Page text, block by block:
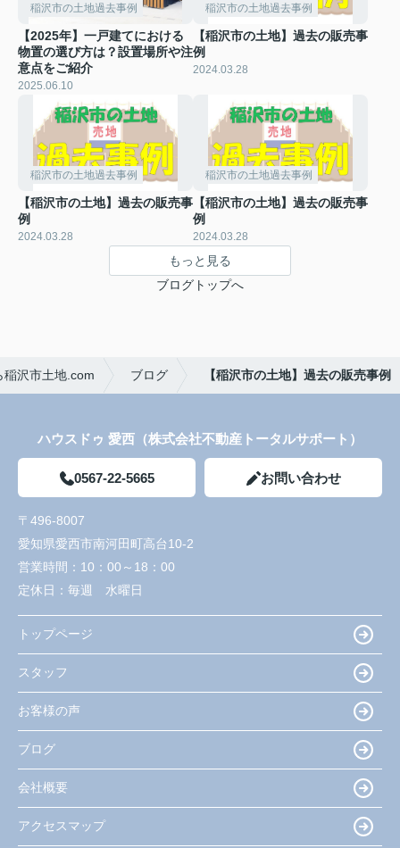
稲沢市の土地過去事例
【2025年】一戸建てにおける
物置の選び方は？設置場所や注
意点をご紹介
2025.06.10
稲沢市の土地過去事例
【稲沢市の土地】過去の販売事
例
2024.03.28
稲沢市の土地過去事例
【稲沢市の土地】過去の販売事
例
2024.03.28
稲沢市の土地過去事例
【稲沢市の土地】過去の販売事
例
2024.03.28
もっと見る
ブログトップへ
沢市土地.com ブログ 【稲沢市の土地】過去の販売事例
ハウスドゥ 愛西（株式会社不動産トータルサポート）
0567-22-5665 お問い合わせ
〒496-8007
愛知県愛西市南河田町高台10-2
営業時間： 10：00～18：00
定休日： 毎週 水曜日
トップページ
スタッフ
お客様の声
ブログ
会社概要
アクセスマップ